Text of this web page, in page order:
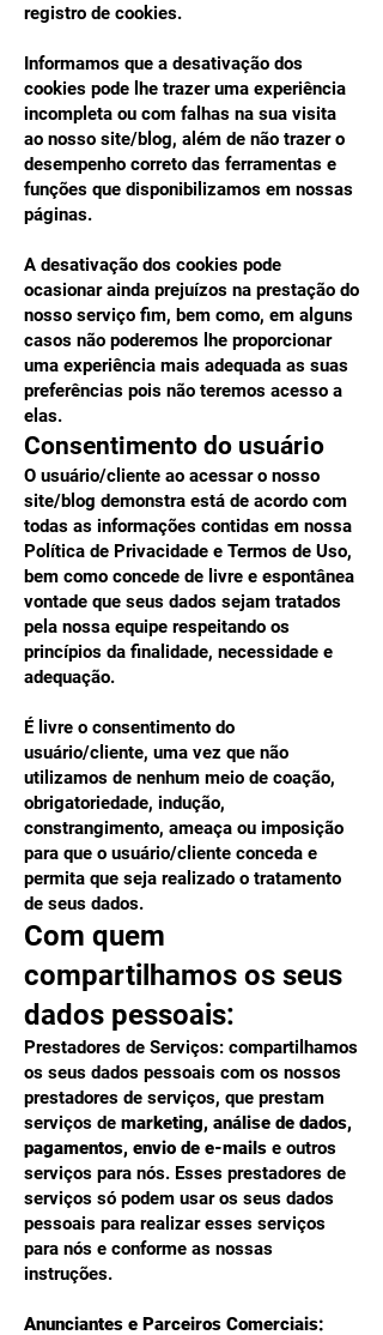
registro de cookies.
Informamos que a desativação dos
cookies pode lhe trazer uma experiência
incompleta ou com falhas na sua visita
ao nosso site/blog, além de não trazer o
desempenho correto das ferramentas e
funções que disponibilizamos em nossas
páginas.
A desativação dos cookies pode
ocasionar ainda prejuízos na prestação do
nosso serviço fim, bem como, em alguns
casos não poderemos lhe proporcionar
uma experiência mais adequada as suas
preferências pois não teremos acesso a
elas.
Consentimento do usuário
O usuário/cliente ao acessar o nosso
site/blog demonstra está de acordo com
todas as informações contidas em nossa
Política de Privacidade e Termos de Uso,
bem como concede de livre e espontânea
vontade que seus dados sejam tratados
pela nossa equipe respeitando os
princípios da finalidade, necessidade e
adequação.
É livre o consentimento do
usuário/cliente, uma vez que não
utilizamos de nenhum meio de coação,
obrigatoriedade, indução,
constrangimento, ameaça ou imposição
para que o usuário/cliente conceda e
permita que seja realizado o tratamento
de seus dados.
Com quem
compartilhamos os seus
dados pessoais:
Prestadores de Serviços: compartilhamos
os seus dados pessoais com os nossos
prestadores de serviços, que prestam
serviços de marketing, análise de dados,
pagamentos, envio de e-mails e outros
serviços para nós. Esses prestadores de
serviços só podem usar os seus dados
pessoais para realizar esses serviços
para nós e conforme as nossas
instruções.
Anunciantes e Parceiros Comerciais: